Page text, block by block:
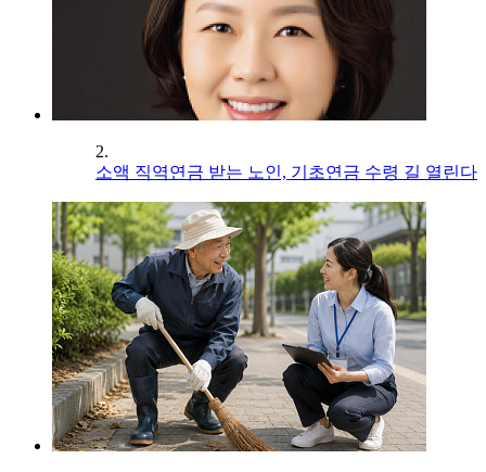
2.
소액 직역연금 받는 노인, 기초연금 수령 길 열린다